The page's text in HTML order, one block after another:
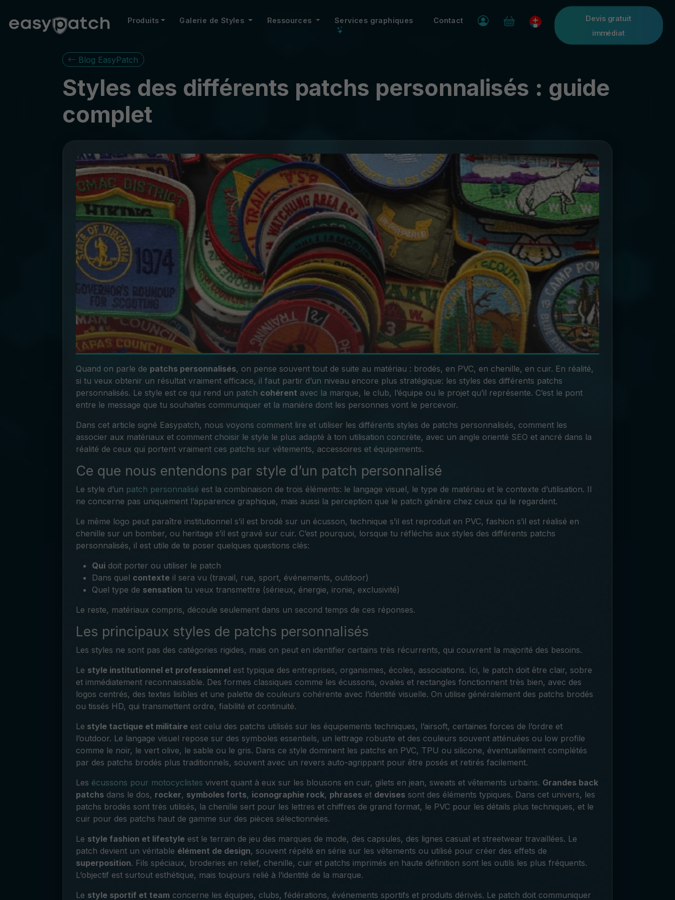
Produits Galerie de Styles Ressources Services graphiques Contact Devis gratuit
immédiat
Blog EasyPatch
Styles des différents patchs personnalisés : guide
complet
Quand on parle de patchs personnalisés, on pense souvent tout de suite au matériau : brodés, en PVC, en chenille, en cuir. En réalité,
si tu veux obtenir un résultat vraiment efficace, il faut partir d’un niveau encore plus stratégique: les styles des différents patchs
personnalisés. Le style est ce qui rend un patch cohérent avec la marque, le club, l’équipe ou le projet qu’il représente. C’est le pont
entre le message que tu souhaites communiquer et la manière dont les personnes vont le percevoir.
Dans cet article signé Easypatch, nous voyons comment lire et utiliser les différents styles de patchs personnalisés, comment les
associer aux matériaux et comment choisir le style le plus adapté à ton utilisation concrète, avec un angle orienté SEO et ancré dans la
réalité de ceux qui portent vraiment ces patchs sur vêtements, accessoires et équipements.
Ce que nous entendons par style d’un patch personnalisé
Le style d’un patch personnalisé est la combinaison de trois éléments: le langage visuel, le type de matériau et le contexte d’utilisation. Il
ne concerne pas uniquement l’apparence graphique, mais aussi la perception que le patch génère chez ceux qui le regardent.
Le même logo peut paraître institutionnel s’il est brodé sur un écusson, technique s’il est reproduit en PVC, fashion s’il est réalisé en
chenille sur un bomber, ou heritage s’il est gravé sur cuir. C’est pourquoi, lorsque tu réfléchis aux styles des différents patchs
personnalisés, il est utile de te poser quelques questions clés:
Quidoit porter ou utiliser le patch
Dans quel contexteil sera vu (travail, rue, sport, événements, outdoor)
Quel type de sensation tu veux transmettre (sérieux, énergie, ironie, exclusivité)
Le reste, matériaux compris, découle seulement dans un second temps de ces réponses.
Les principaux styles de patchs personnalisés
Les styles ne sont pas des catégories rigides, mais on peut en identifier certains très récurrents, qui couvrent la majorité des besoins.
Le style institutionnel et professionnelest typique des entreprises, organismes, écoles, associations. Ici, le patch doit être clair, sobre
et immédiatement reconnaissable. Des formes classiques comme les écussons, ovales et rectangles fonctionnent très bien, avec des
logos centrés, des textes lisibles et une palette de couleurs cohérente avec l’identité visuelle. On utilise généralement des patchs brodés
ou tissés HD, qui transmettent ordre, fiabilité et continuité.
Le style tactique et militaireest celui des patchs utilisés sur les équipements techniques, l’airsoft, certaines forces de l’ordre et
l’outdoor. Le langage visuel repose sur des symboles essentiels, un lettrage robuste et des couleurs souvent atténuées ou low profile
comme le noir, le vert olive, le sable ou le gris. Dans ce style dominent les patchs en PVC, TPU ou silicone, éventuellement complétés
par des patchs brodés plus traditionnels, souvent avec un revers auto-agrippant pour être posés et retirés facilement.
Les écussons pour motocyclistes vivent quant à eux sur les blousons en cuir, gilets en jean, sweats et vêtements urbains. Grandes back
patchsdans le dos, rocker, symboles forts, iconographie rock, phraseset devisessont des éléments typiques. Dans cet univers, les
patchs brodés sont très utilisés, la chenille sert pour les lettres et chiffres de grand format, le PVC pour les détails plus techniques, et le
cuir pour des patchs haut de gamme sur des pièces sélectionnées.
Le style fashion et lifestyleest le terrain de jeu des marques de mode, des capsules, des lignes casual et streetwear travaillées. Le
patch devient un véritable élément de design, souvent répété en série sur les vêtements ou utilisé pour créer des effets de
superposition. Fils spéciaux, broderies en relief, chenille, cuir et patchs imprimés en haute définition sont les outils les plus fréquents.
L’objectif est surtout esthétique, mais toujours relié à l’identité de la marque.
Le style sportif et teamconcerne les équipes, clubs, fédérations, événements sportifs et produits dérivés. Le patch doit communiquer